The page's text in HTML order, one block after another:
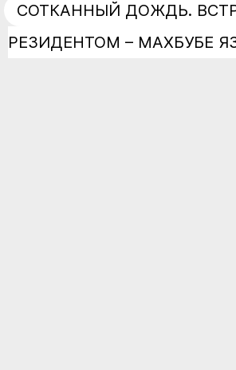
СОТКАННЫЙ ДОЖДЬ.
РЕЗИДЕНТОМ – МАХБУБЕ